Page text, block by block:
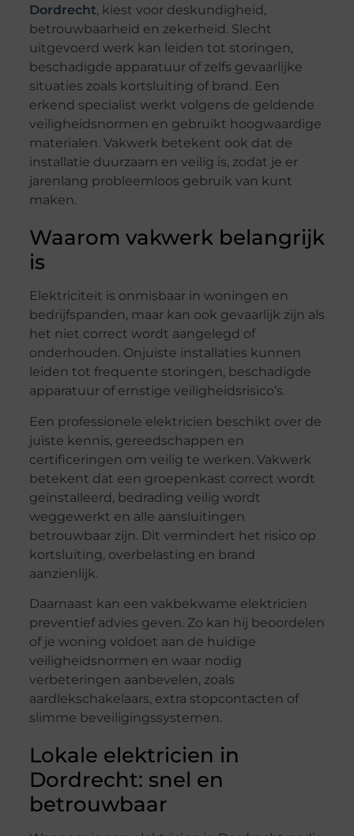
Dordrecht, kiest voor deskundigheid,
betrouwbaarheid en zekerheid. Slecht
uitgevoerd werk kan leiden tot storingen,
beschadigde apparatuur of zelfs gevaarlijke
situaties zoals kortsluiting of brand. Een
erkend specialist werkt volgens de geldende
veiligheidsnormen en gebruikt hoogwaardige
materialen. Vakwerk betekent ook dat de
installatie duurzaam en veilig is, zodat je er
jarenlang probleemloos gebruik van kunt
maken.
Waarom vakwerk belangrijk
is
Elektriciteit is onmisbaar in woningen en
bedrijfspanden, maar kan ook gevaarlijk zijn als
het niet correct wordt aangelegd of
onderhouden. Onjuiste installaties kunnen
leiden tot frequente storingen, beschadigde
apparatuur of ernstige veiligheidsrisico’s.
Een professionele elektricien beschikt over de
juiste kennis, gereedschappen en
certificeringen om veilig te werken. Vakwerk
betekent dat een groepenkast correct wordt
geïnstalleerd, bedrading veilig wordt
weggewerkt en alle aansluitingen
betrouwbaar zijn. Dit vermindert het risico op
kortsluiting, overbelasting en brand
aanzienlijk.
Daarnaast kan een vakbekwame elektricien
preventief advies geven. Zo kan hij beoordelen
of je woning voldoet aan de huidige
veiligheidsnormen en waar nodig
verbeteringen aanbevelen, zoals
aardlekschakelaars, extra stopcontacten of
slimme beveiligingssystemen.
Lokale elektricien in
Dordrecht: snel en
betrouwbaar